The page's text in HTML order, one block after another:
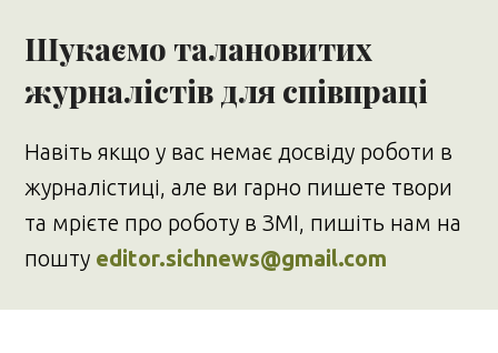
Шукаємо талановитих
журналістів для співпраці
Навіть якщо у вас немає досвіду роботи в
журналістиці, але ви гарно пишете твори
та мрієте про роботу в ЗМІ, пишіть нам на
пошту editor.sichnews@gmail.com